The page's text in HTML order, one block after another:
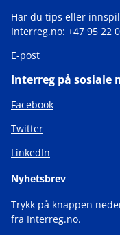
Har du tips eller
Interreg.no: +47 95 22
E-post
Interreg på sosiale
Facebook
Twitter
LinkedIn
Nyhetsbrev
Trykk på knappen
fra Interreg.no.